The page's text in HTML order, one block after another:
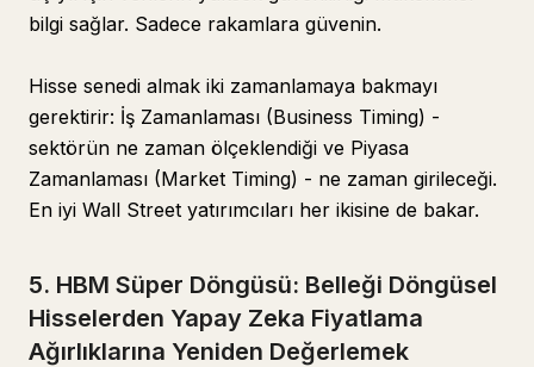
bilgi sağlar. Sadece rakamlara güvenin.
Hisse senedi almak iki zamanlamaya bakmayı
gerektirir: İş Zamanlaması (Business Timing) -
sektörün ne zaman ölçeklendiği ve Piyasa
Zamanlaması (Market Timing) - ne zaman girileceği.
En iyi Wall Street yatırımcıları her ikisine de bakar.
5. HBM Süper Döngüsü: Belleği Döngüsel
Hisselerden Yapay Zeka Fiyatlama
Ağırlıklarına Yeniden Değerlemek